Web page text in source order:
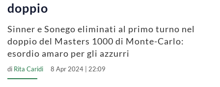
doppio
Sinner e Sonego eliminati al primo turno nel
doppio del Masters 1000 di Monte-Carlo:
esordio amaro per gli azzurri
di Rita Caridi 8 Apr 2024 | 22:09